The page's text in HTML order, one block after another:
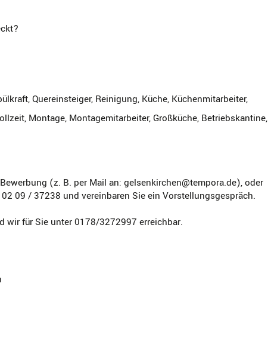
Quereinsteiger, Reinigung, Küche, Küchenmitarbeiter,
Montage, Montagemitarbeiter, Großküche, Betriebskantine,
(z. B. per Mail an: gelsenkirchen@tempora.de), oder
09 / 37238 und vereinbaren Sie ein Vorstellungsgespräch.
wir für Sie unter 0178/3272997 erreichbar.